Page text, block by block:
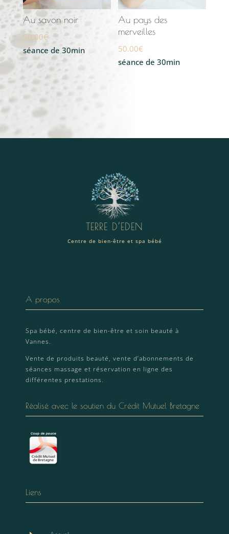
Au savon noir
50.00€
séance de 30min
Au pays des
merveilles
50.00€
séance de 30min
TERRE D’EDEN
Centre de bien-être et spa bébé
A propos
Spa bébé, centre de bien-être et soin beauté à
Vannes.
Vente de produits beauté, vente d’abonnements de
séances massage et réservation en ligne des
différentes prestations.
Réalisé avec le soutien du Crédit Mutuel Bretagne
Liens